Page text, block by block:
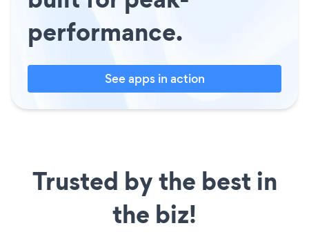
performance.
See apps in action
Trusted by the best in
the biz!